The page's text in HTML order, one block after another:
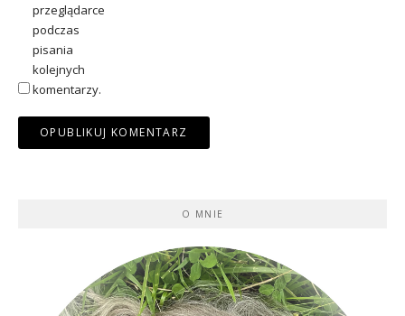
przeglądarce
podczas
pisania
kolejnych
komentarzy.
O MNIE